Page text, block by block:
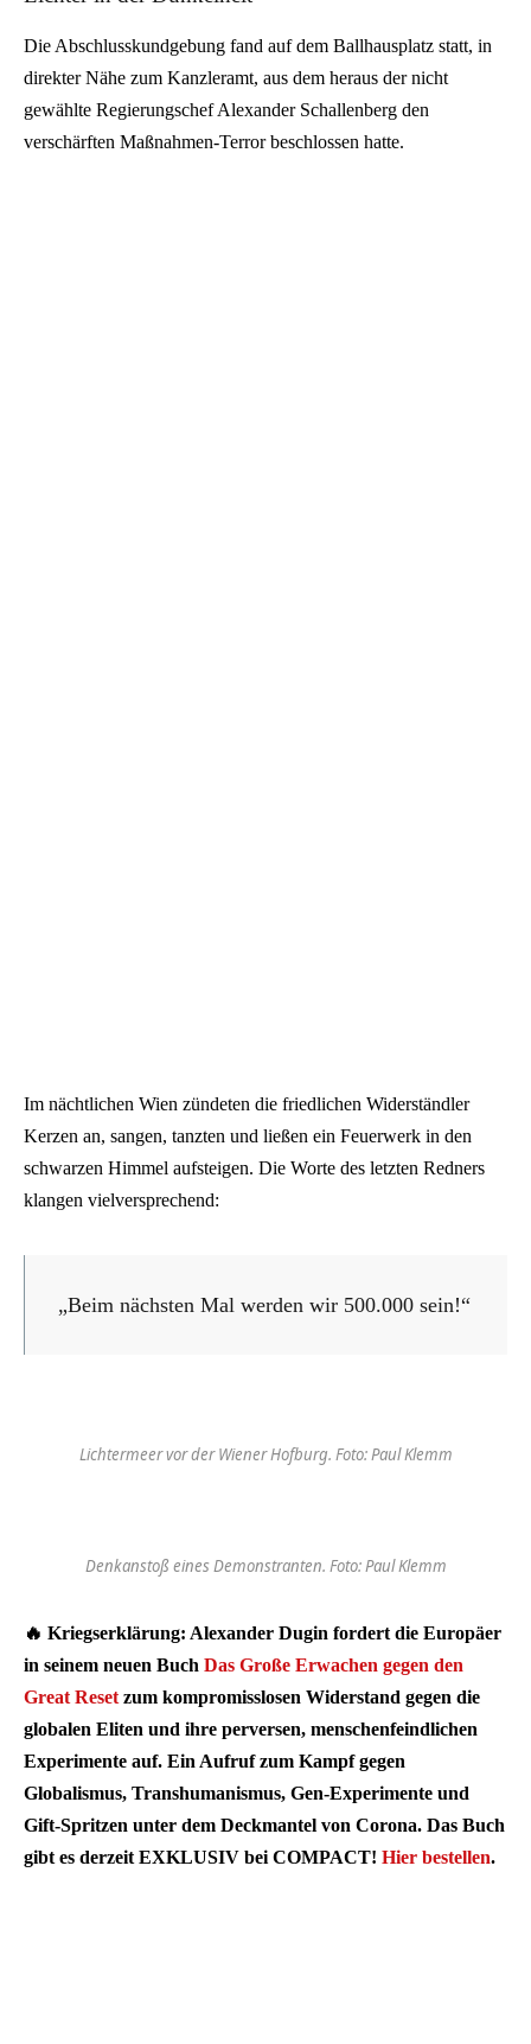
Die Abschlusskundgebung fand auf dem Ballhausplatz statt, in
direkter Nähe zum Kanzleramt, aus dem heraus der nicht
gewählte Regierungschef Alexander Schallenberg den
verschärften Maßnahmen-Terror beschlossen hatte.
Im nächtlichen Wien zündeten die friedlichen Widerständler
Kerzen an, sangen, tanzten und ließen ein Feuerwerk in den
schwarzen Himmel aufsteigen. Die Worte des letzten Redners
klangen vielversprechend:
„Beim nächsten Mal werden wir 500.000 sein!“
Lichtermeer vor der Wiener Hofburg. Foto: Paul Klemm
Denkanstoß eines Demonstranten. Foto: Paul Klemm
🔥 Kriegserklärung: Alexander Dugin fordert die Europäer
in seinem neuen Buch Das Große Erwachen gegen den
Great Reset zum kompromisslosen Widerstand gegen die
globalen Eliten und ihre perversen, menschenfeindlichen
Experimente auf. Ein Aufruf zum Kampf gegen
Globalismus, Transhumanismus, Gen-Experimente und
Gift-Spritzen unter dem Deckmantel von Corona. Das Buch
gibt es derzeit EXKLUSIV bei COMPACT! Hier bestellen.